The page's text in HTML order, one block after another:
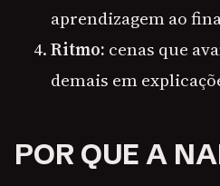
aprendizagem ao
Ritmo: cenas que
demais em
POR QUE A